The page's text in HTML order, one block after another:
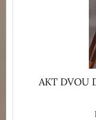
AKT DVOU